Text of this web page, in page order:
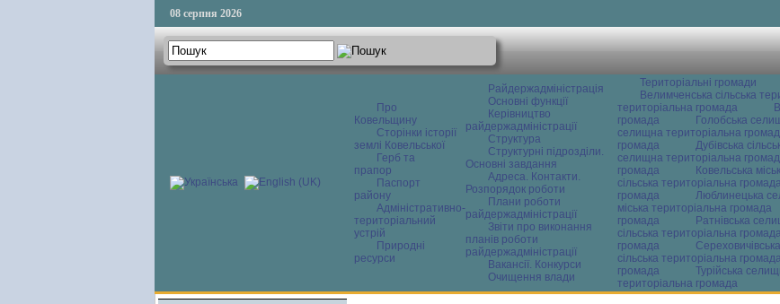
08 серпня 2026
Про
Ковельщину
Сторінки історії
землі Ковельської
Герб та
прапор
Паспорт
району
Адміністративно-
територіальний
устрій
Природні
ресурси
Райдержадміністрація
Основні функції
Керівництво
райдержадміністрації
Структура
Структурні підрозділи.
Основні завдання
Адреса. Контакти.
Розпорядок роботи
Плани роботи
райдержадміністрації
Звіти про виконання
планів роботи
райдержадміністрації
Вакансії. Конкурси
Очищення влади
Територіальні громади
Велимченська сільська
територіальна громада
громада
Голобська
селищна територіальна
громада
Дубівська
селищна територіальна
громада
Ковельська
сільська територіальна
громада
Люблинецька
міська територіальна громада
громада
Ратнівська
сільська територіальна
громада
сільська територіальна
громада
Турійська
територіальна громада